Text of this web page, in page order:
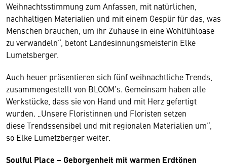
Weihnachtsstimmung zum Anfassen, mit natürlichen,
nachhaltigen Materialien und mit einem Gespür für das, was
Menschen brauchen, um ihr Zuhause in eine Wohlfühloase
zu verwandeln“, betont Landesinnungsmeisterin Elke
Lumetsberger.
Auch heuer präsentieren sich fünf weihnachtliche Trends,
zusammengestellt von BLOOM’s. Gemeinsam haben alle
Werkstücke, dass sie von Hand und mit Herz gefertigt
wurden. „Unsere Floristinnen und Floristen setzen
diese Trendssensibel und mit regionalen Materialien um“,
so Elke Lumetzberger weiter.
Soulful Place – Geborgenheit mit warmen Erdtönen